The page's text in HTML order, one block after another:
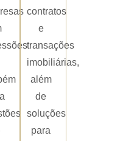
contratos
e
transações
imobiliárias,
além
de
soluções
para